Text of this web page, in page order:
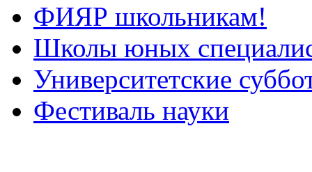
ФИЯР школьникам!
Школы юных
Университетские
Фестиваль науки